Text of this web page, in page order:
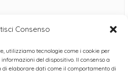
Consenso
utilizziamo tecnologie come i cookie per
del dispositivo. Il consenso a
elaborare dati come il comportamento di